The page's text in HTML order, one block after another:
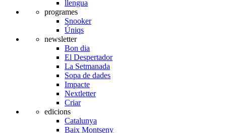
llengua
programes
Snooker
Úniqs
newsletter
Bon dia
El Despertador
La Setmanada
Sopa de dades
Impacte
Nextletter
Criar
edicions
Catalunya
Baix Montseny